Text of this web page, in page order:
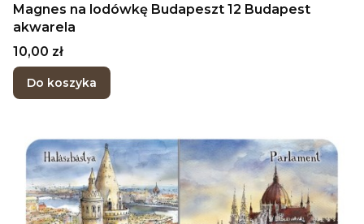
Magnes na lodówkę Budapeszt 12 Budapest
akwarela
Cena
10,00 zł
Do koszyka